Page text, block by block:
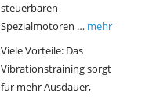
steuerbaren
Spezialmotoren … mehr
Viele Vorteile: Das
Vibrationstraining sorgt
für mehr Ausdauer,